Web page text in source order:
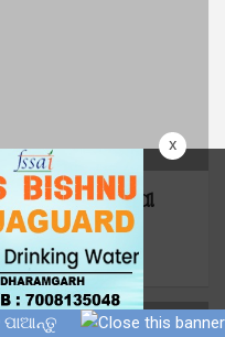
x
ଚିତ୍ରଶିଳ୍ପୀ
ସଭା